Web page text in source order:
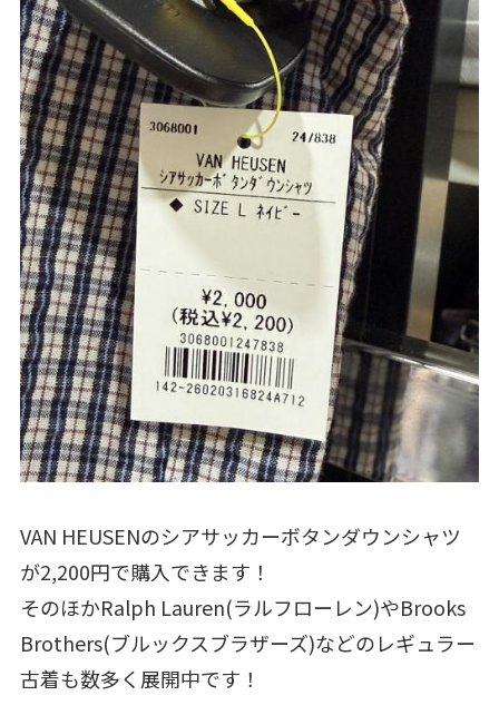
VAN HEUSENのシアサッカーボタンダウンシャツ
が2,200円で購入できます！
そのほかRalph Lauren(ラルフローレン)やBrooks
Brothers(ブルックスブラザーズ)などのレギュラー
古着も数多く展開中です！